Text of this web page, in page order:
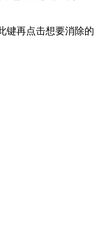
再点击想要消除的